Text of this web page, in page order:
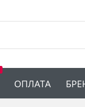
ОПЛАТА